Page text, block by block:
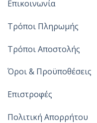
Επικοινωνία
Τρόποι Πληρωμής
Τρόποι Αποστολής
Όροι & Προϋποθέσεις
Επιστροφές
Πολιτική Απορρήτου